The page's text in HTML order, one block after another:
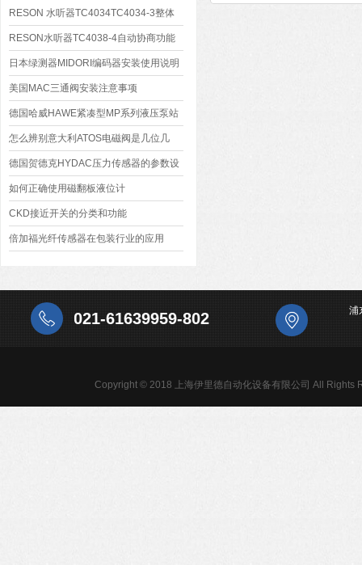
RESON 水听器TC4034TC4034-3整体
接收特性
RESON水听器TC4038-4自动协商功能
日本绿测器MIDORI编码器安装使用说明
美国MAC三通阀安装注意事项
德国哈威HAWE紧凑型MP系列液压泵站
怎么辨别意大利ATOS电磁阀是几位几
通？
德国贺德克HYDAC压力传感器的参数设
置技巧
如何正确使用磁翻板液位计
CKD接近开关的分类和功能
倍加福光纤传感器在包装行业的应用
021-61639959-802 浦
Copyright © 2018 上海伊里德自动化设备有限公司 All Rights